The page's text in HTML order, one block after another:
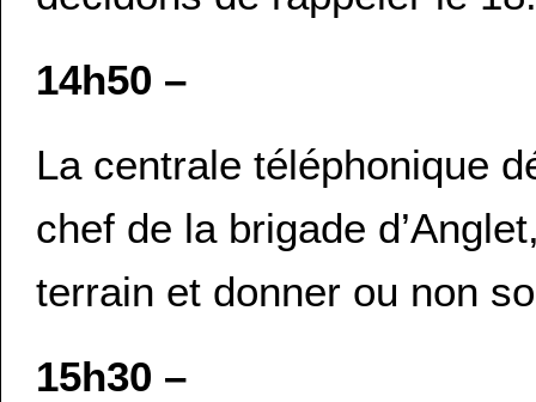
14h50 –
La centrale téléphonique
chef de la brigade
terrain et donner ou non
15h30 –